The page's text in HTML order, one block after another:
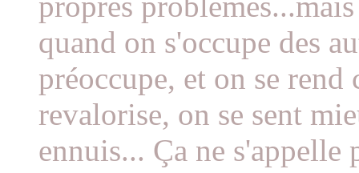
quand on s'occupe des
préoccupe, et on se
revalorise, on se sent
ennuis... Ça ne s'appelle